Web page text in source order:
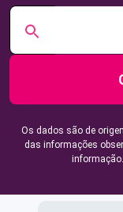
Os dados são de
das informações